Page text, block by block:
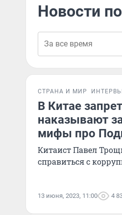
Новости
СТРАНА И МИР
В Китае
наказывают
мифы про
Китаист Павел
справиться с
13 июня, 2023, 11:00 4